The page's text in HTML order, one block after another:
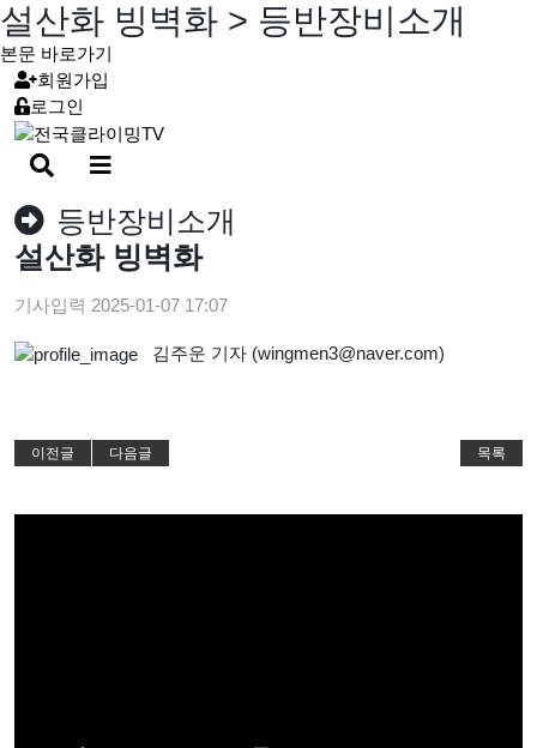
설산화 빙벽화 > 등반장비소개
본문 바로가기
회원가입
로그인
검
버
튼
메
버
튼
등반장비소개
설산화 빙벽화
기사입력 2025-01-07 17:07
김주운 기자 (wingmen3@naver.com)
이전글 다음글 목록